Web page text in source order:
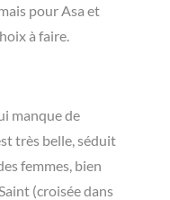
pour Asa et
à faire.
manque de
très belle, séduit
femmes, bien
(croisée dans